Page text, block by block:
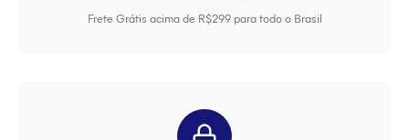
Frete Grátis acima de R$299 para todo o Brasil